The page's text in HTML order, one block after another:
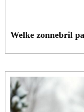
Welke zonnebril